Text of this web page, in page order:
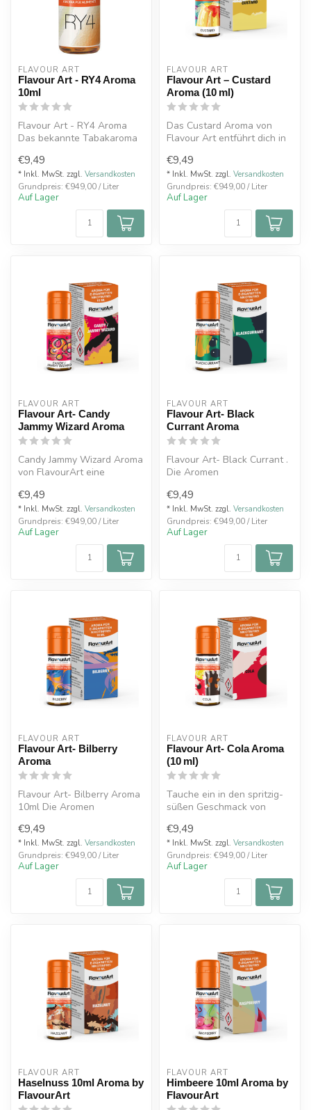
FLAVOUR ART
Flavour Art - RY4 Aroma
10ml
Flavour Art - RY4 Aroma
Das bekannte Tabakaroma
nah ...
€9,49
* Inkl. MwSt. zzgl. Versandkosten
Grundpreis: €949,00 / Liter
Auf Lager
FLAVOUR ART
Flavour Art – Custard
Aroma (10 ml)
Das Custard Aroma von
Flavour Art entführt dich in
Erlebnis...
€9,49
* Inkl. MwSt. zzgl. Versandkosten
Grundpreis: €949,00 / Liter
Auf Lager
FLAVOUR ART
Flavour Art- Candy
Jammy Wizard Aroma
Candy Jammy Wizard Aroma
von FlavourArt eine
Geschmacksexplosio...
€9,49
* Inkl. MwSt. zzgl. Versandkosten
Grundpreis: €949,00 / Liter
Auf Lager
FLAVOUR ART
Flavour Art- Black
Currant Aroma
Flavour Art- Black Currant .
Die Aromen
Premiumherstellers ...
€9,49
* Inkl. MwSt. zzgl. Versandkosten
Grundpreis: €949,00 / Liter
Auf Lager
FLAVOUR ART
Flavour Art- Bilberry
Aroma
Flavour Art- Bilberry Aroma
10ml Die Aromen
Premiumherstell...
€9,49
* Inkl. MwSt. zzgl. Versandkosten
Grundpreis: €949,00 / Liter
Auf Lager
FLAVOUR ART
Flavour Art- Cola Aroma
(10 ml)
Tauche ein in den spritzig-
süßen Geschmack von
Zucker!...
€9,49
* Inkl. MwSt. zzgl. Versandkosten
Grundpreis: €949,00 / Liter
Auf Lager
FLAVOUR ART
Haselnuss 10ml Aroma by
FlavourArt
FLAVOUR ART
Himbeere 10ml Aroma by
FlavourArt